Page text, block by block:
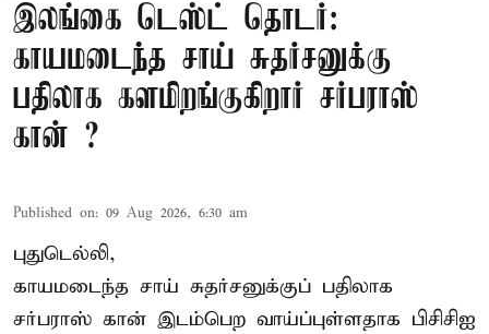
இலங்கை டெஸ்ட் தொடர்:
காயமடைந்த சாய் சுதர்சனுக்கு
பதிலாக களமிறங்குகிறார் சர்பராஸ்
கான் ?
Published on: 09 Aug 2026, 6:30 am
புதுடெல்லி,
காயமடைந்த சாய் சுதர்சனுக்குப் பதிலாக
சர்பராஸ் கான் இடம்பெற வாய்ப்புள்ளதாக பிசிசிஐ